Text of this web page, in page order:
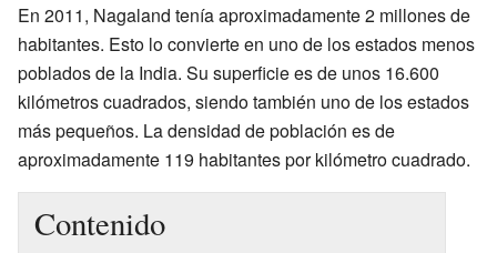
En 2011, Nagaland tenía aproximadamente 2 millones de
habitantes. Esto lo convierte en uno de los estados menos
poblados de la India. Su superficie es de unos 16.600
kilómetros cuadrados, siendo también uno de los estados
más pequeños. La densidad de población es de
aproximadamente 119 habitantes por kilómetro cuadrado.
Contenido